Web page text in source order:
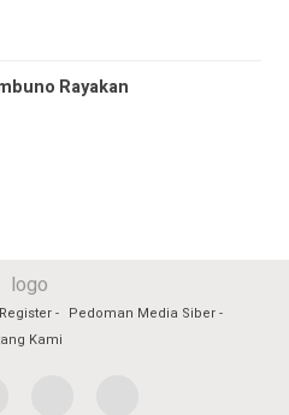
Rayakan
Register
Pedoman Media Siber
Kami